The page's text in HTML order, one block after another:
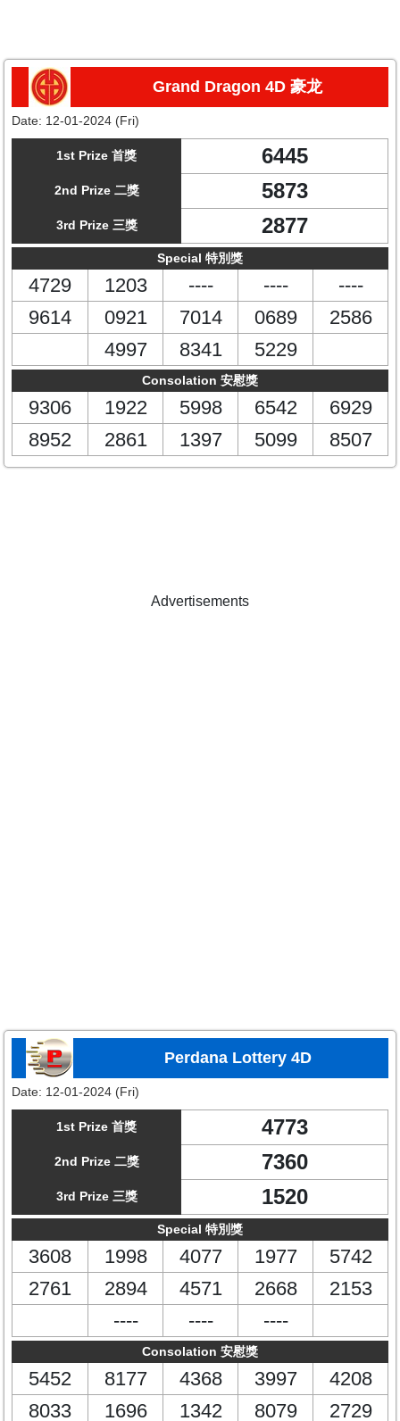
Grand Dragon 4D 豪龙
Date: 12-01-2024 (Fri)
1st Prize 首獎 6445
2nd Prize 二獎 5873
3rd Prize 三獎 2877
Special 特別獎
4729 1203 ---- ----
----
9614
0921 7014 0689
2586
4997
8341 5229
Consolation 安慰獎
9306 1922 5998 6542
6929
8952
2861 1397 5099 8507
Advertisements
Perdana Lottery 4D
Date: 12-01-2024 (Fri)
1st Prize 首獎 4773
2nd Prize 二獎 7360
3rd Prize 三獎 1520
Special 特別獎
3608 1998 4077 1977
5742
2761
2894 4571 2668
2153
----
---- ----
Consolation 安慰獎
5452 8177 4368 3997
4208
8033
1696 1342 8079 2729